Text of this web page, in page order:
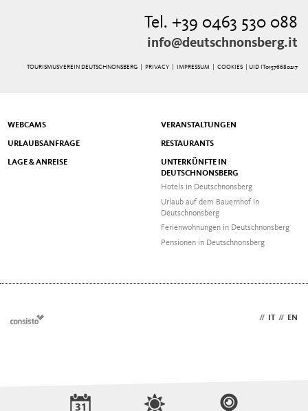
Tel. +39 0463 530 088
info@deutschnonsberg.it
TOURISMUSVEREIN DEUTSCHNONSBERG | PRIVACY| IMPRESSUM| COOKIES | UID IT01576680217
WEBCAMS VERANSTALTUNGEN
URLAUBSANFRAGE RESTAURANTS
LAGE & ANREISE
UNTERKÜNFTE IN
DEUTSCHNONSBERG
Hotels in Deutschnonsberg
Urlaub auf dem Bauernhof in
Deutschnonsberg
Ferienwohnungen in Deutschnonsberg
Pensionen in Deutschnonsberg
// // EN